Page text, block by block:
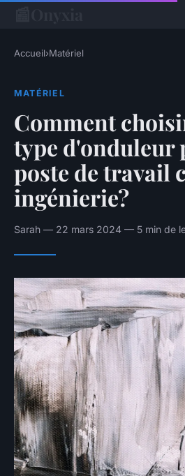
Accueil›Matériel
MATÉRIEL
Comment
type d'onduleur
poste de travail
ingénierie?
Sarah — 22 mars 2024 — 5 min de